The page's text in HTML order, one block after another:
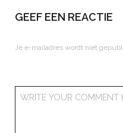
GEEF EEN REACTIE
Je e-mailadres wordt niet